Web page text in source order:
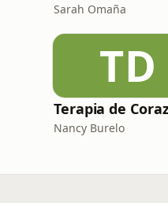
Sarah Omaña
TD
Nancy Burelo